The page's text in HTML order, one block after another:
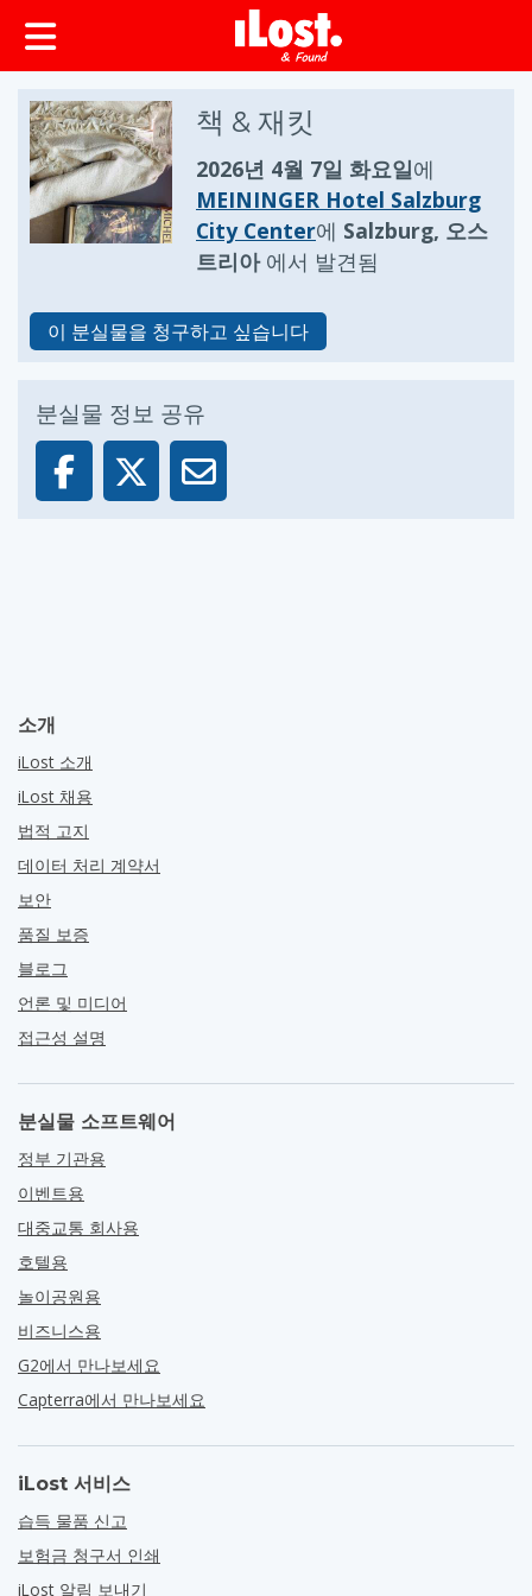
책 & 재킷
2026년 4월 7일 화요일에
MEININGER Hotel Salzburg
City Center에 Salzburg, 오스
트리아에서 발견됨
이 분실물을 청구하고 싶습니다
분실물 정보 공유
소개
iLost 소개
iLost 채용
법적 고지
데이터 처리 계약서
보안
품질 보증
블로그
언론 및 미디어
접근성 설명
분실물 소프트웨어
정부 기관용
이벤트용
대중교통 회사용
호텔용
놀이공원용
비즈니스용
G2에서 만나보세요
Capterra에서 만나보세요
iLost 서비스
습득 물품 신고
보험금 청구서 인쇄
iLost 알림 보내기